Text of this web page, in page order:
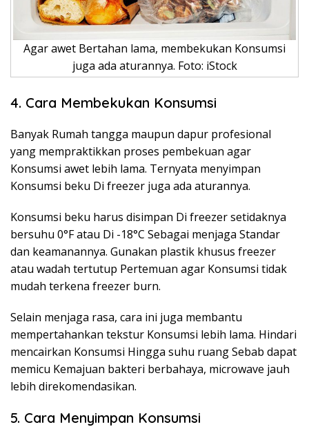
Agar awet Bertahan lama, membekukan Konsumsi
juga ada aturannya. Foto: iStock
4. Cara Membekukan Konsumsi
Banyak Rumah tangga maupun dapur profesional
yang mempraktikkan proses pembekuan agar
Konsumsi awet lebih lama. Ternyata menyimpan
Konsumsi beku Di freezer juga ada aturannya.
Konsumsi beku harus disimpan Di freezer setidaknya
bersuhu 0°F atau Di -18°C Sebagai menjaga Standar
dan keamanannya. Gunakan plastik khusus freezer
atau wadah tertutup Pertemuan agar Konsumsi tidak
mudah terkena freezer burn.
Selain menjaga rasa, cara ini juga membantu
mempertahankan tekstur Konsumsi lebih lama. Hindari
mencairkan Konsumsi Hingga suhu ruang Sebab dapat
memicu Kemajuan bakteri berbahaya, microwave jauh
lebih direkomendasikan.
5. Cara Menyimpan Konsumsi